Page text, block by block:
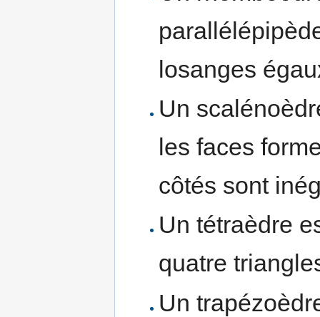
losanges
Un
les faces
côtés sont
Un tétraèdre
quatre
Un